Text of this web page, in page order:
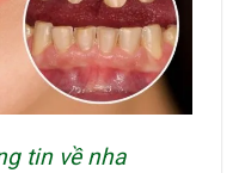
tin về nha